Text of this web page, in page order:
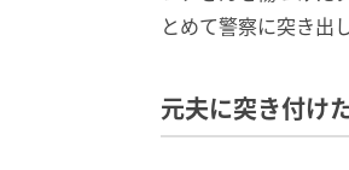
とめて警察に突き出
元夫に突き付け